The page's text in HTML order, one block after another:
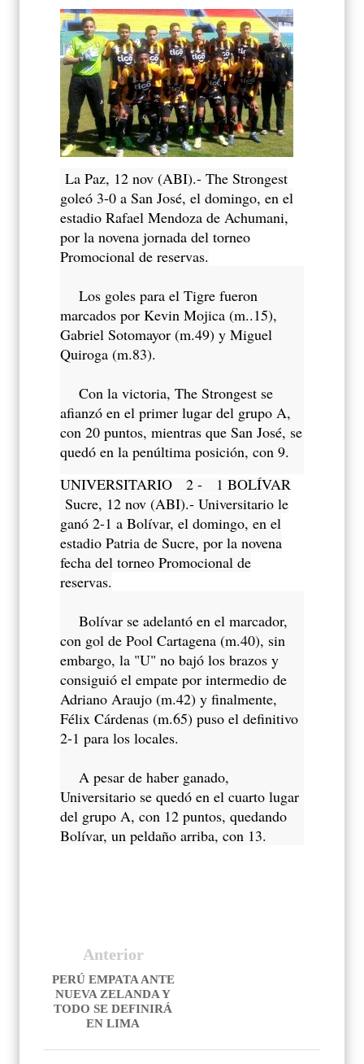
La Paz, 12 nov (ABI).- The Strongest
goleó 3-0 a San José, el domingo, en el
estadio Rafael Mendoza de Achumani,
por la novena jornada del torneo
Promocional de reservas.
Los goles para el Tigre fueron
marcados por Kevin Mojica (m..15),
Gabriel Sotomayor (m.49) y Miguel
Quiroga (m.83).
Con la victoria, The Strongest se
afianzó en el primer lugar del grupo A,
con 20 puntos, mientras que San José, se
quedó en la penúltima posición, con 9.
UNIVERSITARIO 2 - 1 BOLÍVAR
Sucre, 12 nov (ABI).- Universitario le
ganó 2-1 a Bolívar, el domingo, en el
estadio Patria de Sucre, por la novena
fecha del torneo Promocional de
reservas.
Bolívar se adelantó en el marcador,
con gol de Pool Cartagena (m.40), sin
embargo, la "U" no bajó los brazos y
consiguió el empate por intermedio de
Adriano Araujo (m.42) y finalmente,
Félix Cárdenas (m.65) puso el definitivo
2-1 para los locales.
A pesar de haber ganado,
Universitario se quedó en el cuarto lugar
del grupo A, con 12 puntos, quedando
Bolívar, un peldaño arriba, con 13.
Anterior
PERÚ EMPATA ANTE
NUEVA ZELANDA Y
TODO SE DEFINIRÁ
EN LIMA